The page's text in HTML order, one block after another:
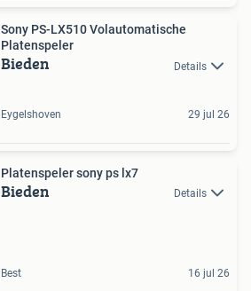
Sony PS-LX510 Volautomatische
Platenspeler
Bieden Details
Eygelshoven 29 jul 26
Platenspeler sony ps lx7
Bieden Details
Best 16 jul 26